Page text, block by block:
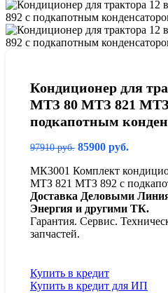
Кондиционер для
МТЗ 80 МТЗ 821 МТЗ
подкапотным
97910руб. 85900 руб.
МК3001 Комплект
МТЗ 821 МТЗ 892 c
Доставка Деловыми
Энергия и другими ТК.
Гарантия. Сервис.
запчастей.
Купить в кредит
Купить в кредит для ИП